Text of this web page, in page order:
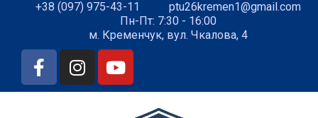
+38 (097) 975-43-11
ptu26kremen1@gmail.com
Пн-Пт: 7:30 - 16:00
м. Кременчук, вул. Чкалова, 4